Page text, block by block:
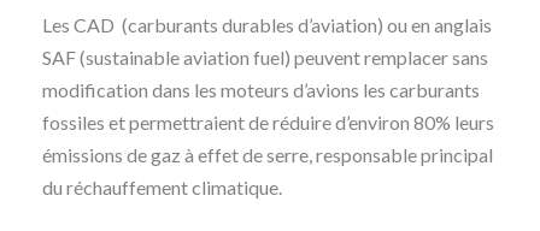
Les CAD (carburants durables d’aviation) ou en anglais
SAF (sustainable aviation fuel) peuvent remplacer sans
modification dans les moteurs d’avions les carburants
fossiles et permettraient de réduire d’environ 80% leurs
émissions de gaz à effet de serre, responsable principal
du réchauffement climatique.